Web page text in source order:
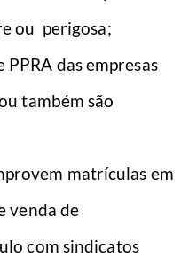
ou perigosa;
PPRA das empresas
também são
matrículas em
venda de
com sindicatos